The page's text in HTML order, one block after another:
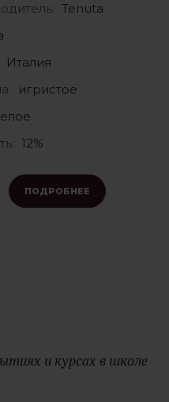
Tenuta
Италия
игристое
12%
ПОДРОБНЕЕ
и курсах в школе